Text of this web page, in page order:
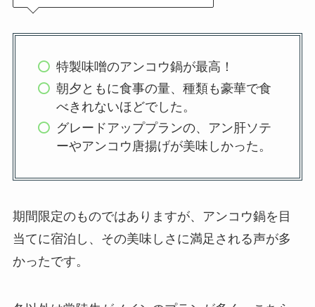
特製味噌のアンコウ鍋が最高！
朝夕ともに食事の量、種類も豪華で食
べきれないほどでした。
グレードアッププランの、アン肝ソテ
ーやアンコウ唐揚げが美味しかった。
期間限定のものではありますが、アンコウ鍋を目
当てに宿泊し、その美味しさに満足される声が多
かったです。